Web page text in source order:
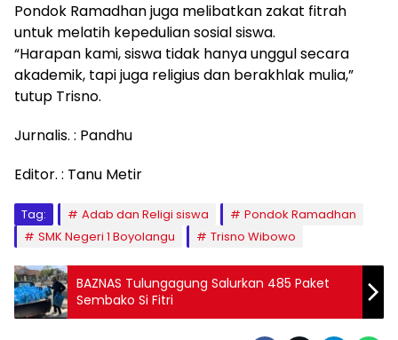
Pondok Ramadhan juga melibatkan zakat fitrah
untuk melatih kepedulian sosial siswa.
“Harapan kami, siswa tidak hanya unggul secara
akademik, tapi juga religius dan berakhlak mulia,”
tutup Trisno.
Jurnalis. : Pandhu
Editor. : Tanu Metir
Tag: Adab dan Religi siswa
Pondok Ramadhan
SMK Negeri 1 Boyolangu
Trisno Wibowo
BAZNAS Tulungagung Salurkan 485 Paket
Sembako Si Fitri